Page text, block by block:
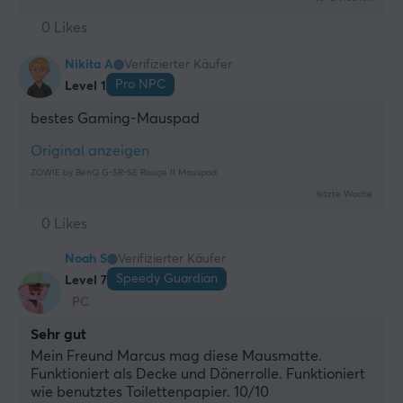
0 Likes
Nikita A
Verifizierter Käufer
Level 1
Pro NPC
bestes Gaming-Mauspad
Original anzeigen
ZOWIE by BenQ G-SR-SE Rouge II Mauspad
letzte Woche
0 Likes
Noah S
Verifizierter Käufer
Level 7
Speedy Guardian
PC
Sehr gut
Mein Freund Marcus mag diese Mausmatte.
Funktioniert als Decke und Dönerrolle. Funktioniert
wie benutztes Toilettenpapier. 10/10